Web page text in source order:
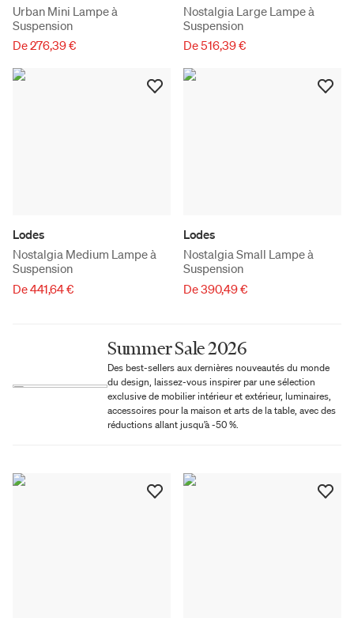
Urban Mini Lampe à
Suspension
De 276,39 €
Nostalgia Large Lampe à
Suspension
De 516,39 €
Lodes
Nostalgia Medium Lampe à
Suspension
De 441,64 €
Lodes
Nostalgia Small Lampe à
Suspension
De 390,49 €
Summer Sale 2026
Des best-sellers aux dernières nouveautés du monde
du design, laissez-vous inspirer par une sélection
exclusive de mobilier intérieur et extérieur, luminaires,
accessoires pour la maison et arts de la table, avec des
réductions allant jusqu’à -50 %.